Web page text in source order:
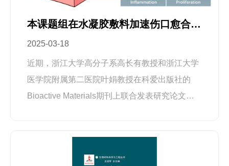
本课题组在水凝胶敷料加速伤口愈合方面取得进展
2025-03-18
近期，浙江大学高分子系高长有教授和浙江大学
医学院附属第二医院叶娟教授在科爱出版社的
Bioactive Materials期刊上联合发表研究论文：
痕（HSs）通常出现在深部皮肤损伤后，给患者